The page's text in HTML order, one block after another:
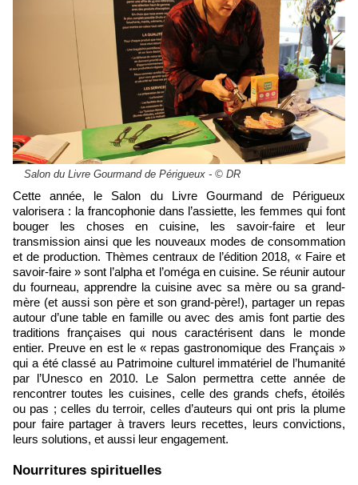
Salon du Livre Gourmand de Périgueux - © DR
Cette année, le Salon du Livre Gourmand de Périgueux
valorisera : la francophonie dans l’assiette, les femmes qui font
bouger les choses en cuisine, les savoir-faire et leur
transmission ainsi que les nouveaux modes de consommation
et de production. Thèmes centraux de l’édition 2018, « Faire et
savoir-faire » sont l’alpha et l’oméga en cuisine. Se réunir autour
du fourneau, apprendre la cuisine avec sa mère ou sa grand-
mère (et aussi son père et son grand-père!), partager un repas
autour d’une table en famille ou avec des amis font partie des
traditions françaises qui nous caractérisent dans le monde
entier. Preuve en est le « repas gastronomique des Français »
qui a été classé au Patrimoine culturel immatériel de l’humanité
par l’Unesco en 2010. Le Salon permettra cette année de
rencontrer toutes les cuisines, celle des grands chefs, étoilés
ou pas ; celles du terroir, celles d’auteurs qui ont pris la plume
pour faire partager à travers leurs recettes, leurs convictions,
leurs solutions, et aussi leur engagement.
Nourritures spirituelles